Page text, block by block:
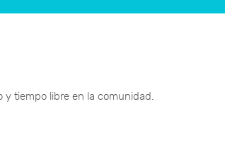
y tiempo libre en la comunidad.